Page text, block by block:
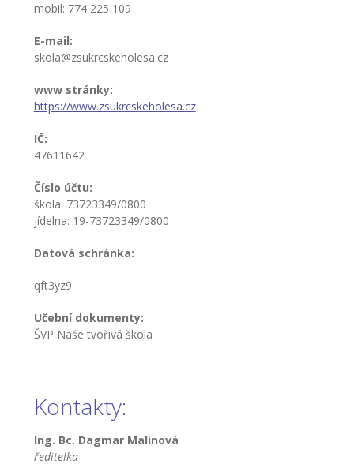
-- Vedení školy
-- Vychovatelé
---- Speciální pedagog
Prvnáčci
-- Zápis
-- Odklad
mobil: 774 225 109
E-mail:
skola@zsukrcskeholesa.cz
www stránky:
https://www.zsukrcskeholesa.cz
IČ:
47611642
Číslo účtu:
škola: 73723349/0800
jídelna: 19-73723349/0800
Datová schránka:
qft3yz9
Učební dokumenty:
ŠVP Naše tvořivá škola
Kontakty:
Ing. Bc. Dagmar Malinová
ředitelka